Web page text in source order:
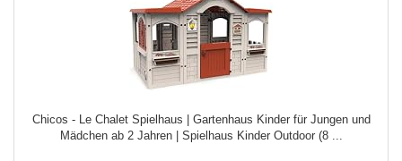
Chicos - Le Chalet Spielhaus | Gartenhaus Kinder für Jungen und
Mädchen ab 2 Jahren | Spielhaus Kinder Outdoor (8 ...